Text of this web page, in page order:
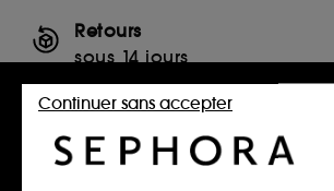
Retours
sous 14 jours
Retourner mon article
SERVICES, CONTACT ET CONDITIONS DES OFFRES
Continuer sans accepter